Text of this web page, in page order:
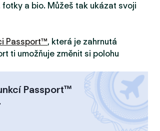
a bio. Můžeš tak ukázat svoji
Passport™, která je zahrnutá
ti umožňuje změnit si polohu
Passport™